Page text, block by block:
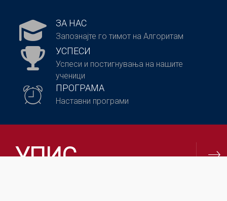
ЗА НАС
Запознајте го тимот на Алгоритам
УСПЕСИ
Успеси и постигнувања на нашите
ученици
ПРОГРАМА
Наставни програми
УПИС